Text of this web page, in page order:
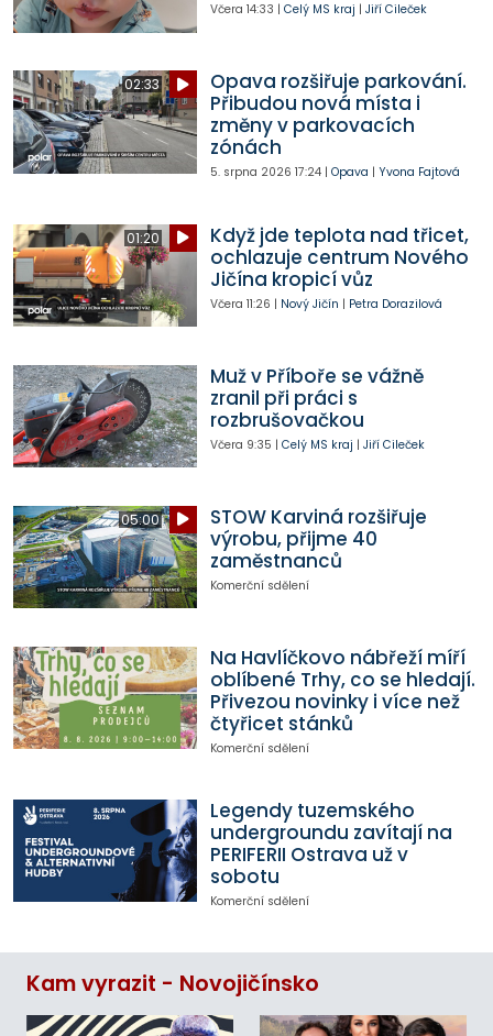
Včera 14:33 | Celý MS kraj | Jiří Cileček
02:33
Opava rozšiřuje parkování.
Přibudou nová místa i
změny v parkovacích
zónách
5. srpna 2026 17:24| Opava | Yvona Fajtová
01:20
Když jde teplota nad třicet,
ochlazuje centrum Nového
Jičína kropicí vůz
Včera 11:26 | Nový Jičín | Petra Dorazilová
Muž v Příboře se vážně
zranil při práci s
rozbrušovačkou
Včera 9:35 | Celý MS kraj | Jiří Cileček
05:00
STOW Karviná rozšiřuje
výrobu, přijme 40
zaměstnanců
Komerční sdělení
Na Havlíčkovo nábřeží míří
oblíbené Trhy, co se hledají.
Přivezou novinky i více než
čtyřicet stánků
Komerční sdělení
Legendy tuzemského
undergroundu zavítají na
PERIFERII Ostrava už v
sobotu
Komerční sdělení
Kam vyrazit - Novojičínsko